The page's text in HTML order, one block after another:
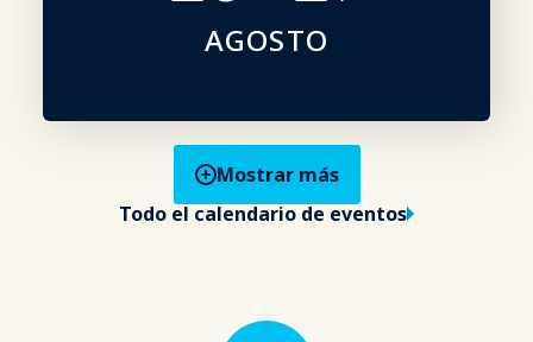
AGOSTO
Mostrar más
Todo el calendario de eventos